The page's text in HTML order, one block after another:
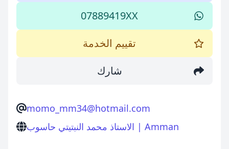
07889419XX
تقييم الخدمة
شارك
momo_mm34@hotmail.com
الاستاذ محمد النبتيتي حاسوب | Amman